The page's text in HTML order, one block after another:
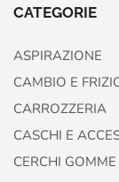
CATEGORIE
ASPIRAZIONE
CAMBIO E
CARROZZERIA
CASCHI E
CERCHI GOMME